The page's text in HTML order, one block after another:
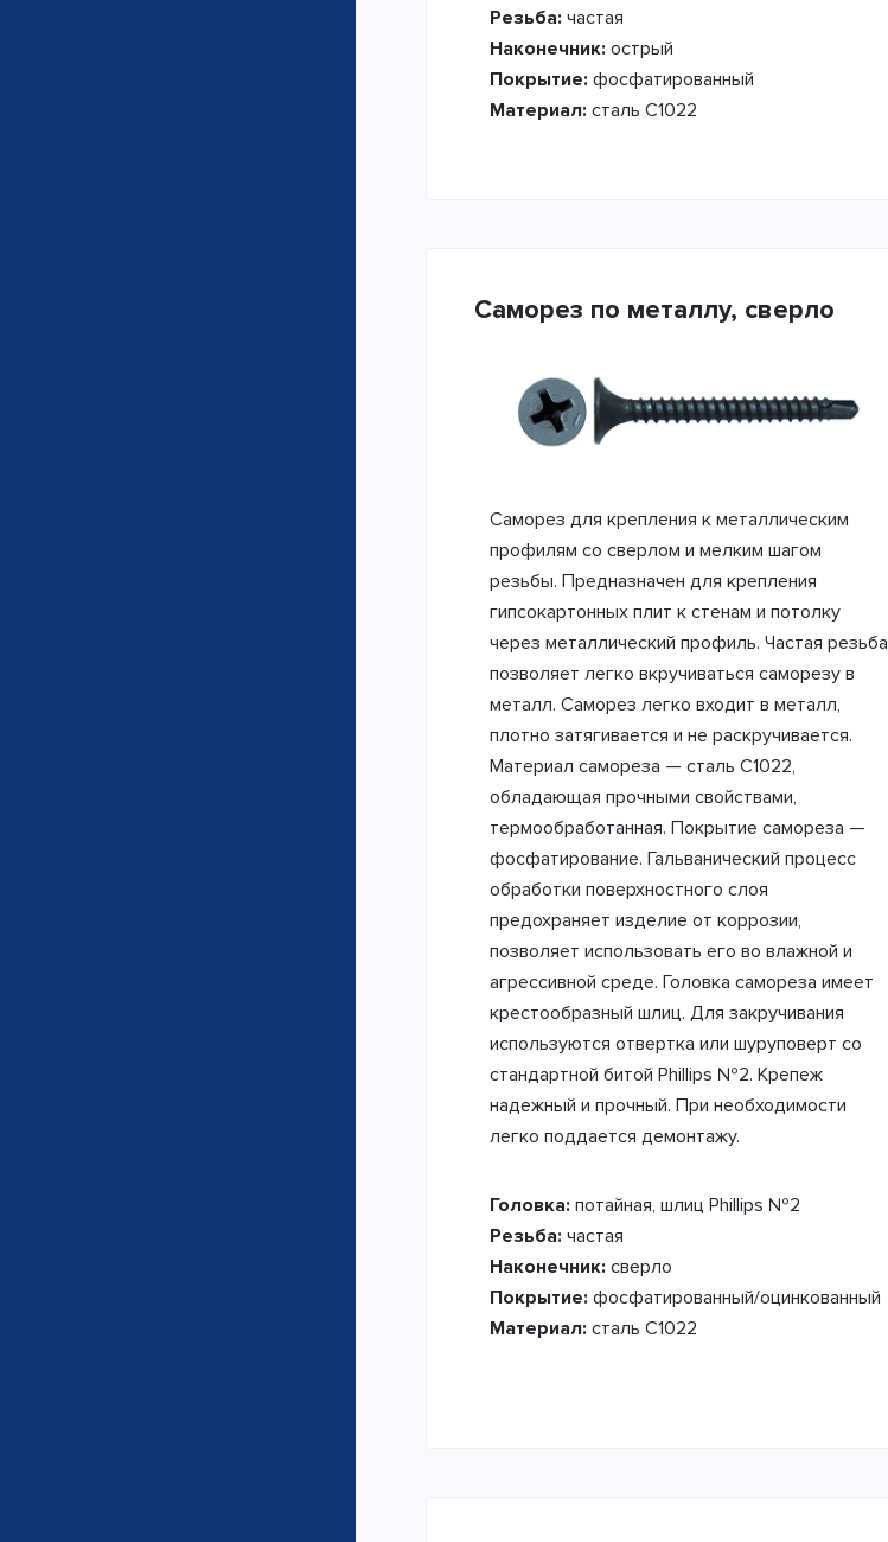
Резьба: частая
Наконечник: острый
Покрытие: фосфатированный
Материал: сталь С1022
Саморез по металлу, сверло
Саморез для крепления к металлическим
профилям со сверлом и мелким шагом
резьбы. Предназначен для крепления
гипсокартонных плит к стенам и потолку
через металлический профиль. Частая резьба
позволяет легко вкручиваться саморезу в
металл. Саморез легко входит в металл,
плотно затягивается и не раскручивается.
Материал самореза — сталь C1022,
обладающая прочными свойствами,
термообработанная. Покрытие самореза —
фосфатирование. Гальванический процесс
обработки поверхностного слоя
предохраняет изделие от коррозии,
позволяет использовать его во влажной и
агрессивной среде. Головка самореза имеет
крестообразный шлиц. Для закручивания
используются отвертка или шуруповерт со
стандартной битой Phillips №2. Крепеж
надежный и прочный. При необходимости
легко поддается демонтажу.
Головка: потайная, шлиц Phillips №2
Резьба: частая
Наконечник: сверло
Покрытие: фосфатированный/оцинкованный
Материал: сталь С1022